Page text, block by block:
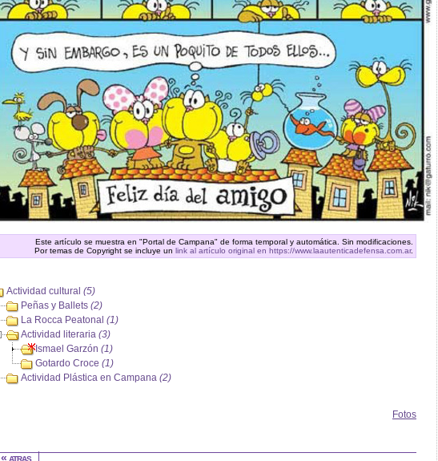
Este artículo se muestra en "Portal de Campana" de forma temporal y automática. Sin modificaciones.
Por temas de Copyright se incluye un link al artículo original en https://www.laautenticadefensa.com.ar.
Actividad cultural (5)
Peñas y Ballets (2)
La Rocca Peatonal (1)
Actividad literaria (3)
Ismael Garzón (1)
Gotardo Croce (1)
Actividad Plástica en Campana (2)
Fotos
« atras